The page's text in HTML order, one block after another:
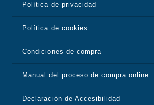
Política de privacidad
Política de cookies
Condiciones de compra
Manual del proceso de compra online
Declaración de Accesibilidad